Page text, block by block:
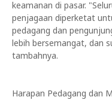
keamanan di pasar.
penjagaan diperketat
pedagang dan
lebih bersemangat, dan
tambahnya.
Harapan Pedagang dan